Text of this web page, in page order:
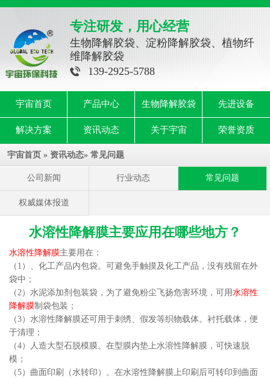
专注研发，用心经营
生物降解胶袋、淀粉降解胶袋、植物纤
维降解胶袋
139-2925-5788
宇宙首页 产品中心 生物降解胶袋 先进设备
解决方案 资讯动态 关于宇宙 荣誉资质
宇宙首页 » 资讯动态» 常见问题
公司新闻 行业动态 常见问题
权威媒体报道
水溶性降解膜主要应用在哪些地方？
水溶性降解膜主要用在：
（1）、化工产品内包袋。可避免手触摸及化工产品，没有残留在外
袋中；
（2）水泥添加剂包装袋，为了避免粉尘飞扬危害环境，可用水溶性
降解膜制袋包装；
（3）水溶性降解膜还可用于刺绣、假发等织物载体。衬托载体，便
于清理；
（4）人造大型石脱模膜。在型膜内垫上水溶性降解膜，可快速脱
模；
（5）曲面印刷（水转印）。在水溶性降解膜上印刷后可转印到曲面